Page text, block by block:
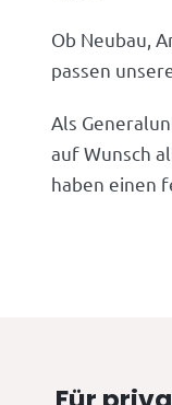
Ob Neubau,
passen
Als
auf Wunsch
haben einen